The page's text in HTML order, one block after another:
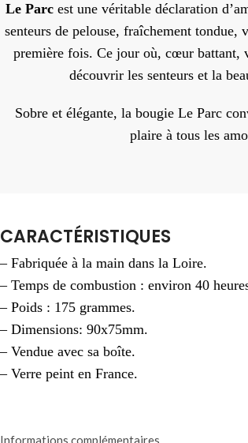
Le Parc est une véritable déclaration
senteurs de pelouse, fraîchement tondue,
première fois. Ce jour où, cœur battant,
découvrir les senteurs et la
Sobre et élégante, la bougie Le Parc
plaire à tous les
CARACTÉRISTIQUES
– Fabriquée à la main dans la Loire.
– Temps de combustion : environ 40
– Poids : 175 grammes.
– Dimensions: 90x75mm.
– Vendue avec sa boîte.
– Verre peint en France.
Informations complémentaires